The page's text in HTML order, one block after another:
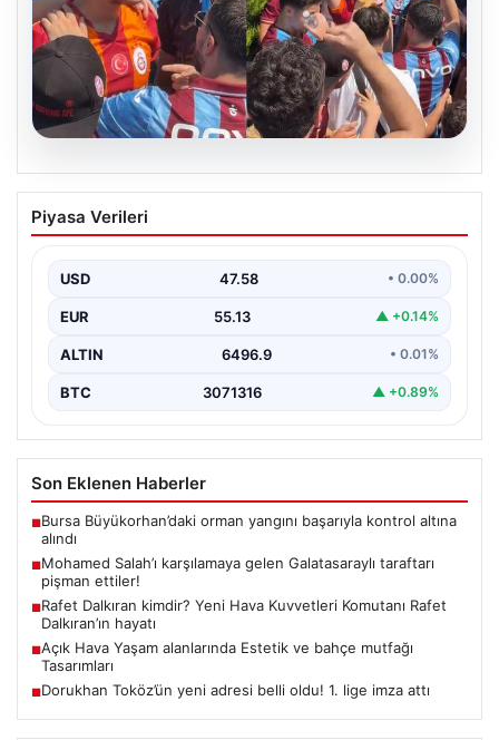
05.08.2026
Rafet Dalkıran kimdir? Yeni Hava
Kuvvetleri Komutanı Rafet Dalkıran’ın
Piyasa Verileri
USD 47.58 • 0.00%
EUR 55.13 ▲ +0.14%
ALTIN 6496.9 • 0.01%
BTC 3071316 ▲ +0.89%
Son Eklenen Haberler
■Bursa Büyükorhan’daki orman yangını başarıyla kontrol altına
alındı
■Mohamed Salah’ı karşılamaya gelen Galatasaraylı taraftarı
pişman ettiler!
■Rafet Dalkıran kimdir? Yeni Hava Kuvvetleri Komutanı Rafet
Dalkıran’ın hayatı
■Açık Hava Yaşam alanlarında Estetik ve bahçe mutfağı
Tasarımları
■Dorukhan Toköz’ün yeni adresi belli oldu! 1. lige imza attı